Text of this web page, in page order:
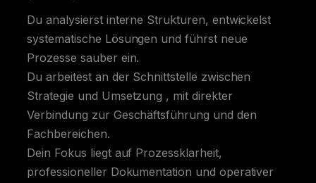
Du analysierst interne Strukturen, entwickelst
systematische Lösungen und führst neue
Prozesse sauber ein.
Du arbeitest an der Schnittstelle zwischen
Strategie und Umsetzung , mit direkter
Verbindung zur Geschäftsführung und den
Fachbereichen.
Dein Fokus liegt auf Prozessklarheit,
professioneller Dokumentation und operativer